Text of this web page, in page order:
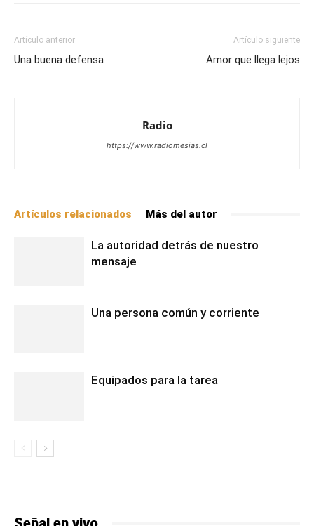
Artículo anterior
Una buena defensa
Artículo siguiente
Amor que llega lejos
Radio
https://www.radiomesias.cl
Artículos relacionados Más del autor
La autoridad detrás de nuestro
mensaje
Una persona común y corriente
Equipados para la tarea